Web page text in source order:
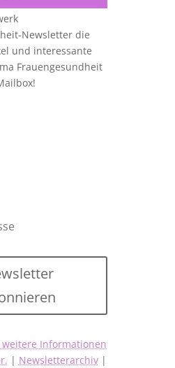
Newsletter die
und interessante
Frauengesundheit
Informationen
| Newsletterarchiv|